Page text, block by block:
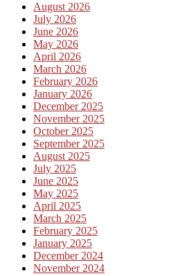
August 2026
July 2026
June 2026
May 2026
April 2026
March 2026
February 2026
January 2026
December 2025
November 2025
October 2025
September 2025
August 2025
July 2025
June 2025
May 2025
April 2025
March 2025
February 2025
January 2025
December 2024
November 2024